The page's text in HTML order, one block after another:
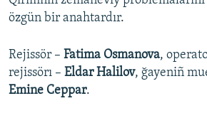
özgün bir anahtardır.
Rejissör – Fatima Osmanova,
rejissörı – Eldar Halilov, ğayeniñ
Emine Ceppar.